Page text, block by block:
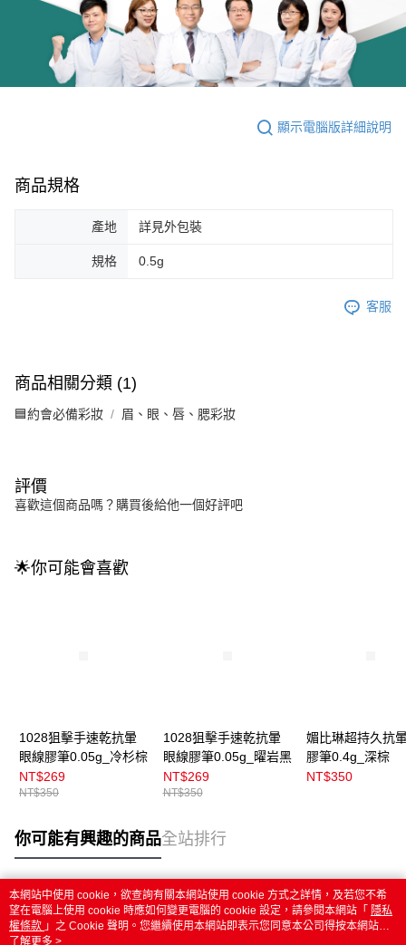
顯示電腦版詳細說明
商品規格
產地 詳見外包裝
規格 0.5g
客服
商品相關分類 (1)
🟦約會必備彩妝 眉、眼、唇、腮彩妝
評價
喜歡這個商品嗎？購買後給他一個好評吧
🌟你可能會喜歡
1028狙擊手速乾抗暈
眼線膠筆0.05g_冷杉棕
NT$269
NT$350
1028狙擊手速乾抗暈
眼線膠筆0.05g_曜岩黑
NT$269
NT$350
媚比琳超持久抗
膠筆0.4g_深棕
NT$350
你可能有興趣的商品全站排行
熱門標籤
本網站中使用 cookie，欲查詢有關本網站使用 cookie 方式之詳情，及若您不希
望在電腦上使用 cookie 時應如何變更電腦的 cookie 設定，請參閱本網站「 隱私
權條款 」之 Cookie 聲明。您繼續使用本網站即表示您同意本公司得按本網站使
用條款之 Cookie 聲明使用 cookie。
了解更多 >